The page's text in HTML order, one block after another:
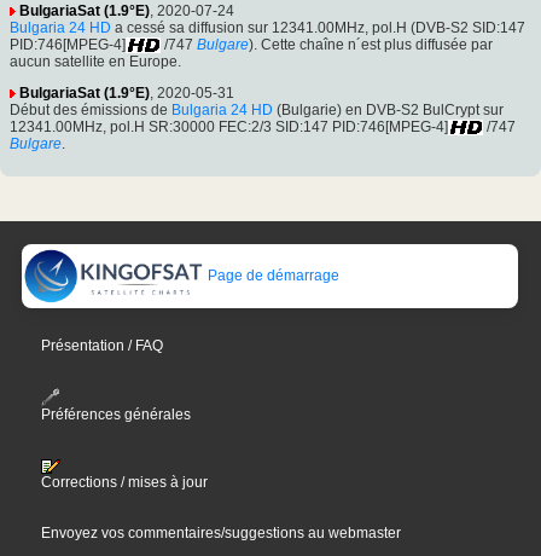
BulgariaSat (1.9°E) , 2020-07-24
Bulgaria 24 HD a cessé sa diffusion sur 12341.00MHz, pol.H (DVB-S2 SID:147
PID:746[MPEG-4]
/747 Bulgare). Cette chaîne n´est plus diffusée par
aucun satellite en Europe.
BulgariaSat (1.9°E), 2020-05-31
Début des émissions de Bulgaria 24 HD (Bulgarie) en DVB-S2 BulCrypt sur
12341.00MHz, pol.H SR:30000 FEC:2/3 SID:147 PID:746[MPEG-4]
/747
Bulgare.
Page de démarrage
Présentation / FAQ
Préférences générales
Corrections / mises à jour
Envoyez vos commentaires/suggestions au webmaster